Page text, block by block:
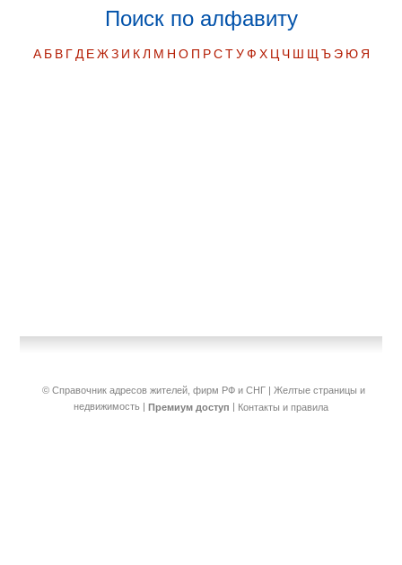
Поиск по алфавиту
А Б В Г Д Е Ж З И К Л М Н О П Р С Т У Ф Х Ц Ч Ш Щ Ъ Э Ю Я
© Справочник адресов жителей, фирм РФ и СНГ | Желтые страницы и
недвижимость | Премиум доступ | Контакты и правила